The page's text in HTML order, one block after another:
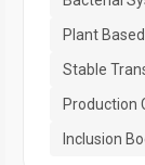
Plant
Stable
Production
Inclusion